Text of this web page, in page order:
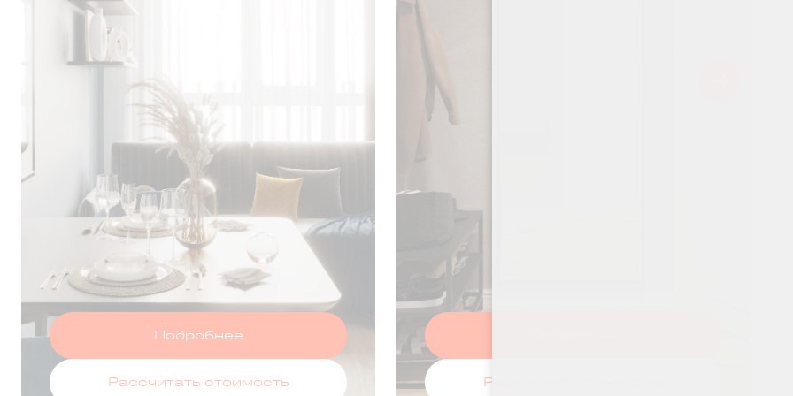
Подробнее
Рассчитать стоимость Рассчитать стоимость
ЗА 75 ДНЕЙ
Оставить заявку
и принимаю условия политики конфиденциальности